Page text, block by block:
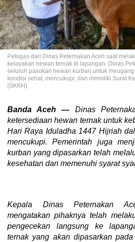
Petugas dari Dinas Peternakan Aceh saat
kelayakan hewan ternak di lapangan. Dinas
seluruh pasokan hewan kurban untuk
kondisi sehat, mencukupi, dan memiliki Surat
(SKKH).
Banda Aceh — Dinas
ketersediaan hewan ternak untuk
Hari Raya Iduladha 1447 Hijriah
mencukupi. Pemerintah juga
kurban yang dipasarkan telah
kesehatan dan memenuhi syarat
Kepala Dinas Peternakan
mengatakan pihaknya telah
pengecekan langsung ke
ternak yang akan dipasarkan